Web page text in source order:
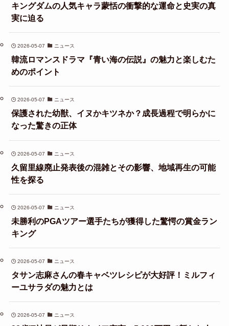
キングダムの人気キャラ蒙恬の衝撃的な運命と史実の真
実に迫る
2026-05-07 ニュース
韓流ロマンスドラマ『青い海の伝説』の魅力と楽しむた
めのポイント
2026-05-07 ニュース
保護された幼獣、イヌかキツネか？成長過程で明らかに
なった驚きの正体
2026-05-07 ニュース
久留里線廃止発表後の混雑とその影響、地域再生の可能
性を探る
2026-05-07 ニュース
未勝利のPGAツアー選手たちが獲得した驚愕の賞金ラン
キング
2026-05-07 ニュース
タサン志麻さんの春キャベツレシピが大好評！ミルフィ
ーユサラダの魅力とは
2026-05-07 ニュース